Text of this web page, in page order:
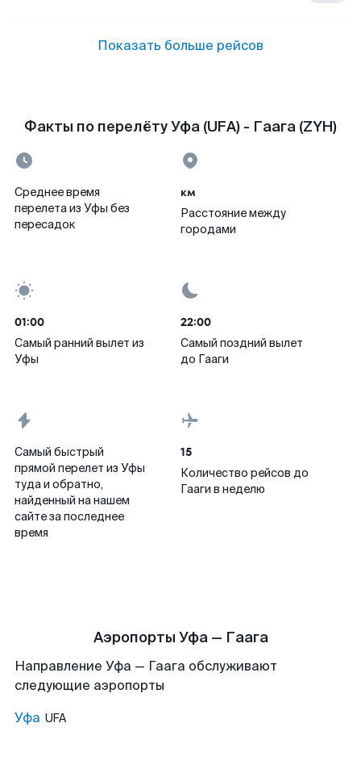
Показать больше рейсов
Факты по перелёту Уфа (UFA) - Гаага (ZYH)
Среднее время
перелета из Уфы без
пересадок
км
Расстояние между
городами
01:00
Самый ранний вылет из
Уфы
22:00
Самый поздний вылет
до Гааги
Самый быстрый
прямой перелет из Уфы
туда и обратно,
найденный на нашем
сайте за последнее
время
15
Количество рейсов до
Гааги в неделю
Аэропорты Уфа — Гаага
Направление Уфа — Гаага обслуживают
следующие аэропорты
Уфа UFA